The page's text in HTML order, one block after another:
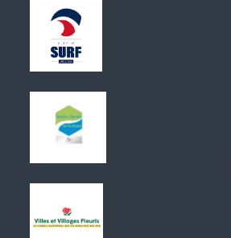
Algérie natale qui hante son oeuvre. Il
déchiré, tiraillé entre son
un étranger sur une terre qui est aussi la
discours est dédié à l’instituteur de son
Germain. Son texte, d’une très grande
des problématiques encore très actuelles.
L’intervention de Camus à Stockholm est
dans ce spectacle, avec celles d’autres
Littérature, Hemingway, Néruda, Le
une réflexion sur la littérature, le monde
TARIFS : 8 € + 16 ans ; Gratuit – de 16
Places en vente :